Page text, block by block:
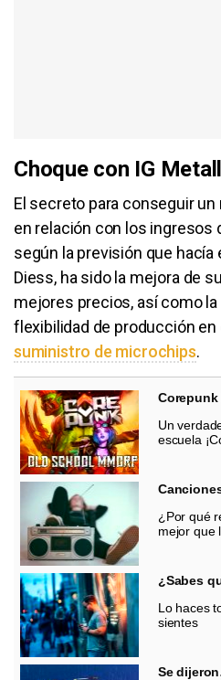
Choque con IG Metall
El secreto para conseguir
en relación con los ingresos
según la previsión que hacía
Diess, ha sido la mejora de
mejores precios, así como
flexibilidad de producción en
suministro de microchips.
Corepunk
Un
escuela
¿Por qué
mejor que
¿Sabes
Lo haces
sientes
Se